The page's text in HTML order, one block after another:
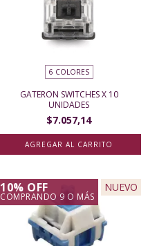
6 COLORES
GATERON SWITCHES X 10
UNIDADES
$7.057,14
AGREGAR AL CARRITO
10% OFF
COMPRANDO 9 O MÁS
NUEVO